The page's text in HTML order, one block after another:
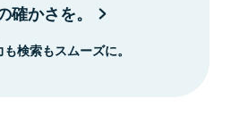
かさを。
検索もスムーズに。